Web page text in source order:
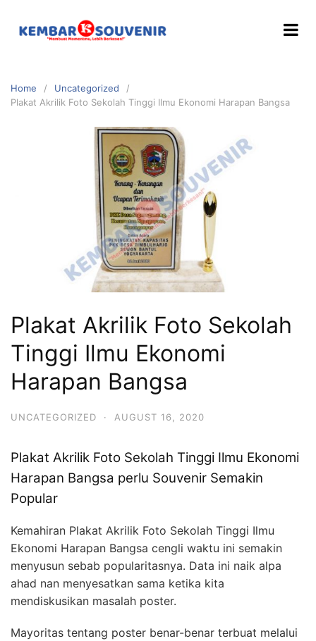
Home
Uncategorized
Plakat Akrilik Foto Sekolah Tinggi Ilmu Ekonomi Harapan Bangsa
Plakat Akrilik Foto Sekolah
Tinggi Ilmu Ekonomi
Harapan Bangsa
UNCATEGORIZED · AUGUST 16, 2020
Plakat Akrilik Foto Sekolah Tinggi Ilmu Ekonomi
Harapan Bangsa perlu Souvenir Semakin
Popular
Kemahiran Plakat Akrilik Foto Sekolah Tinggi Ilmu
Ekonomi Harapan Bangsa cengli waktu ini semakin
menyusun sebab popularitasnya. Data ini naik alpa
ahad nan menyesatkan sama ketika kita
mendiskusikan masalah poster.
Mayoritas tentang poster benar-benar terbuat melalui